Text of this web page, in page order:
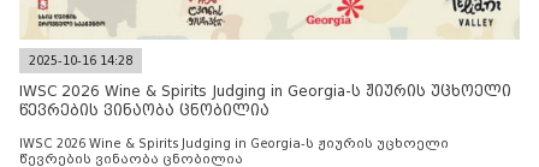
2025-10-16 14:28
IWSC 2026 Wine & Spirits Judging in Georgia-ს ჟიურის უცხოელი
წევრების ვინაობა ცნობილია
IWSC 2026 Wine & Spirits Judging in Georgia-ს ჟიურის უცხოელი
წევრების ვინაობა ცნობილია